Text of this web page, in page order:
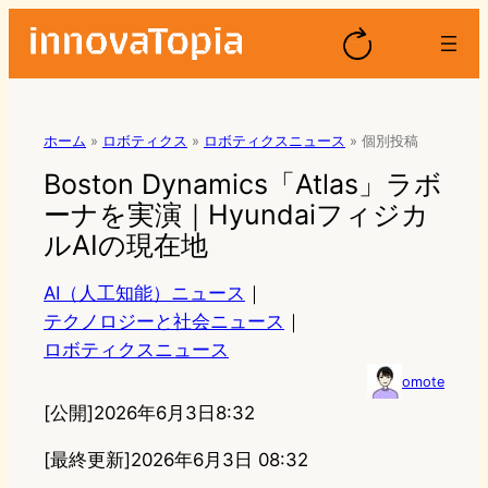
ホーム » ロボティクス » ロボティクスニュース » 個別投稿
Boston Dynamics「Atlas」ラボ
ーナを実演｜Hyundaiフィジカ
ルAIの現在地
AI（人工知能）ニュース ｜
テクノロジーと社会ニュース ｜
ロボティクスニュース
omote
[公開]2026年6月3日8:32
[最終更新]2026年6月3日 08:32